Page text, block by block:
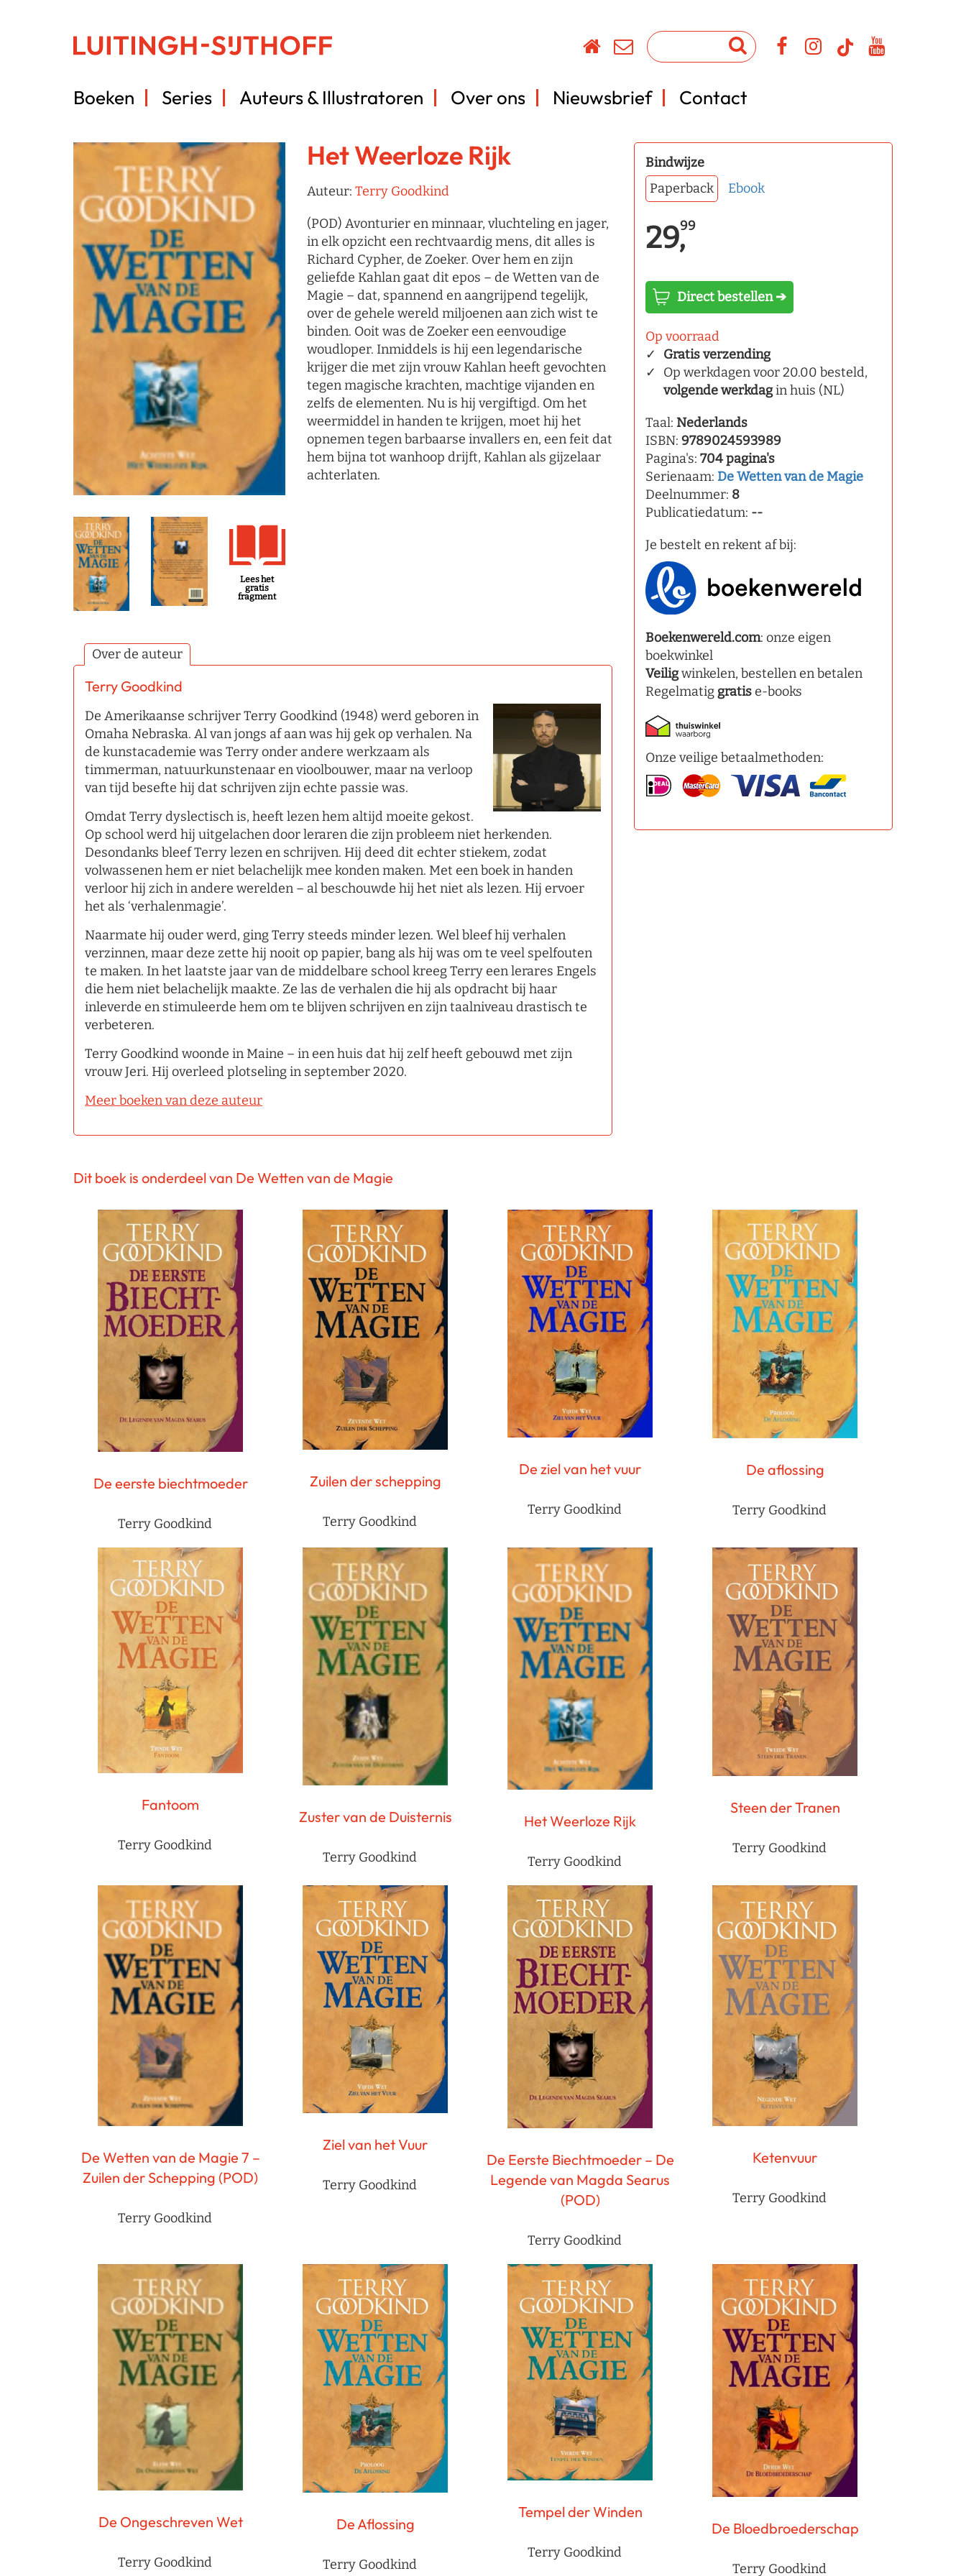
Boeken Series Auteurs & Illustratoren Over ons Nieuwsbrief Contact
Lees het
gratis
fragment
Het Weerloze Rijk
Auteur: Terry Goodkind
(POD) Avonturier en minnaar, vluchteling en jager,
in elk opzicht een rechtvaardig mens, dit alles is
Richard Cypher, de Zoeker. Over hem en zijn
geliefde Kahlan gaat dit epos – de Wetten van de
Magie – dat, spannend en aangrijpend tegelijk,
over de gehele wereld miljoenen aan zich wist te
binden. Ooit was de Zoeker een eenvoudige
woudloper. Inmiddels is hij een legendarische
krijger die met zijn vrouw Kahlan heeft gevochten
tegen magische krachten, machtige vijanden en
zelfs de elementen. Nu is hij vergiftigd. Om het
weermiddel in handen te krijgen, moet hij het
opnemen tegen barbaarse invallers en, een feit dat
hem bijna tot wanhoop drijft, Kahlan als gijzelaar
achterlaten.
Over de auteur
Terry Goodkind
De Amerikaanse schrijver Terry Goodkind (1948) werd geboren in
Omaha Nebraska. Al van jongs af aan was hij gek op verhalen. Na
de kunstacademie was Terry onder andere werkzaam als
timmerman, natuurkunstenaar en vioolbouwer, maar na verloop
van tijd besefte hij dat schrijven zijn echte passie was.
Omdat Terry dyslectisch is, heeft lezen hem altijd moeite gekost.
Op school werd hij uitgelachen door leraren die zijn probleem niet herkenden.
Desondanks bleef Terry lezen en schrijven. Hij deed dit echter stiekem, zodat
volwassenen hem er niet belachelijk mee konden maken. Met een boek in handen
verloor hij zich in andere werelden – al beschouwde hij het niet als lezen. Hij ervoer
het als ‘verhalenmagie’.
Naarmate hij ouder werd, ging Terry steeds minder lezen. Wel bleef hij verhalen
verzinnen, maar deze zette hij nooit op papier, bang als hij was om te veel spelfouten
te maken. In het laatste jaar van de middelbare school kreeg Terry een lerares Engels
die hem niet belachelijk maakte. Ze las de verhalen die hij als opdracht bij haar
inleverde en stimuleerde hem om te blijven schrijven en zijn taalniveau drastisch te
verbeteren.
Terry Goodkind woonde in Maine – in een huis dat hij zelf heeft gebouwd met zijn
vrouw Jeri. Hij overleed plotseling in september 2020.
Meer boeken van deze auteur
Bindwijze
Paperback
Ebook
29,99
Direct bestellen ➔
Op voorraad
Gratis verzending
Op werkdagen voor 20.00 besteld,
volgende werkdagin huis (NL)
Taal: Nederlands
ISBN: 9789024593989
Pagina's: 704 pagina's
Serienaam: De Wetten van de Magie
Deelnummer: 8
Publicatiedatum: --
Je bestelt en rekent af bij:
Boekenwereld.com: onze eigen
boekwinkel
Veiligwinkelen, bestellen en betalen
Regelmatig gratise-books
Onze veilige betaalmethoden:
Dit boek is onderdeel van De Wetten van de Magie
De eerste biechtmoeder
Terry Goodkind
Zuilen der schepping
Terry Goodkind
De ziel van het vuur
Terry Goodkind
De aflossing
Terry Goodkind
Fantoom
Terry Goodkind
Zuster van de Duisternis
Terry Goodkind
Het Weerloze Rijk
Terry Goodkind
Steen der Tranen
Terry Goodkind
De Wetten van de Magie 7 –
Zuilen der Schepping (POD)
Terry Goodkind
Ziel van het Vuur
Terry Goodkind
De Eerste Biechtmoeder – De
Legende van Magda Searus
(POD)
Terry Goodkind
Ketenvuur
Terry Goodkind
De Ongeschreven Wet
Terry Goodkind
De Aflossing
Terry Goodkind
Tempel der Winden
Terry Goodkind
De Bloedbroederschap
Terry Goodkind